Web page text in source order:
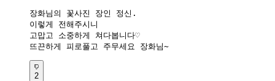
장화님의 꽃사진 장인 정신.
이렇게 전해주시니
고맙고 소중하게 쳐다봅니다♡
뜨끈하게 피로풀고 주무세요 장화님~
2